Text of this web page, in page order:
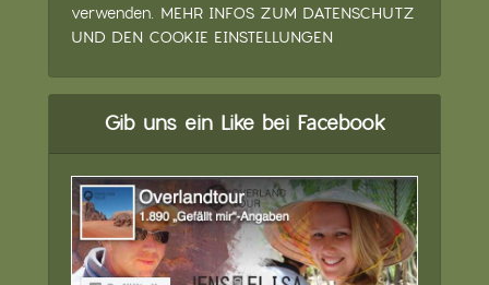
verwenden. MEHR INFOS ZUM DATENSCHUTZ
UND DEN COOKIE EINSTELLUNGEN
Gib uns ein Like bei Facebook